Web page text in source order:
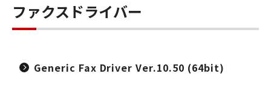
ファクスドライバー
Generic Fax Driver Ver.10.50 (64bit)